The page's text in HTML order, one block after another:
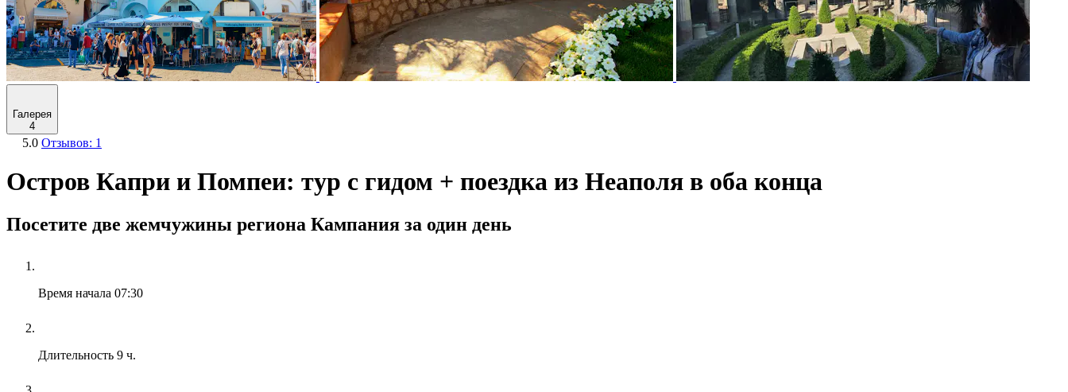
Галерея
4
5.0 Отзывов: 1
Остров Капри и Помпеи: тур с гидом + поездка из Неаполя в оба конца
Посетите две жемчужины региона Кампания за один день
Время начала 07:30
Длительность 9 ч.